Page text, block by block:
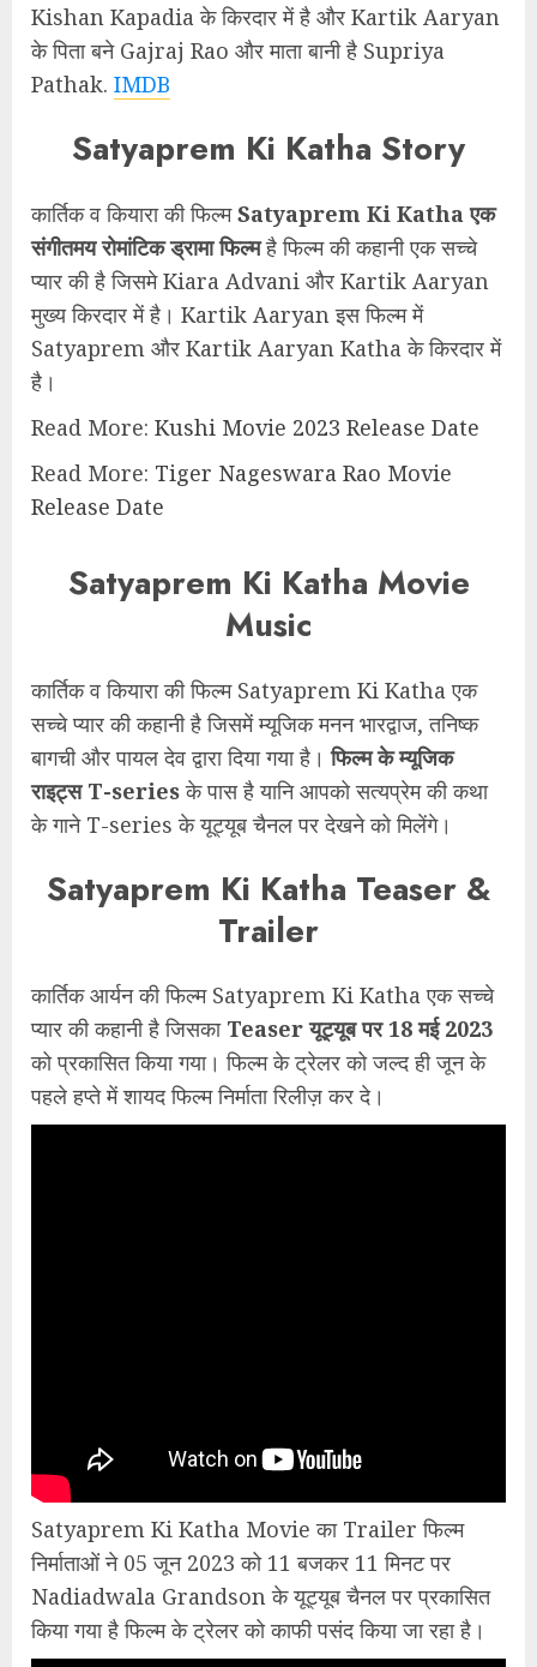
Kishan Kapadia के किरदार में है और Kartik Aaryan
के पिता बने Gajraj Rao और माता बानी है Supriya
Pathak. IMDB
Satyaprem Ki Katha Story
कार्तिक व कियारा की फिल्मSatyaprem Ki Katha एक
संगीतमय रोमांटिक ड्रामा फिल्महै फिल्म की कहानी एक सच्चे
प्यार की है जिसमे Kiara Advani और Kartik Aaryan
मुख्य किरदार में है। Kartik Aaryan इस फिल्म में
Satyaprem और Kartik Aaryan Katha के किरदार में
है।
Read More: Kushi Movie 2023 Release Date
Read More: Tiger Nageswara Rao Movie
Release Date
Satyaprem Ki Katha Movie
Music
कार्तिक व कियारा की फिल्म Satyaprem Ki Katha एक
सच्चे प्यार की कहानी है जिसमें म्यूजिक मनन भारद्वाज, तनिष्क
बागची और पायल देव द्वारा दिया गया है।फिल्म के म्यूजिक
राइट्स T-seriesके पास है यानि आपको सत्यप्रेम की कथा
के गाने T-series के यूट्यूब चैनल पर देखने को मिलेंगे।
Satyaprem Ki Katha Teaser &
Trailer
कार्तिक आर्यन की फिल्म Satyaprem Ki Katha एक सच्चे
प्यार की कहानी है जिसका Teaser यूट्यूब पर 18 मई 2023
को प्रकासित किया गया। फिल्म के ट्रेलर को जल्द ही जून के
पहले हप्ते में शायद फिल्म निर्माता रिलीज़ कर दे।
Satyaprem Ki Katha Movie का Trailer फिल्म
निर्माताओं ने 05 जून 2023 को 11 बजकर 11 मिनट पर
Nadiadwala Grandson के यूट्यूब चैनल पर प्रकासित
किया गया है फिल्म के ट्रेलर को काफी पसंद किया जा रहा है।